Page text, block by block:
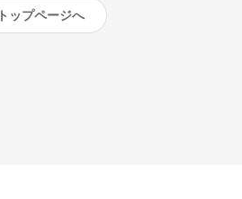
トップページへ